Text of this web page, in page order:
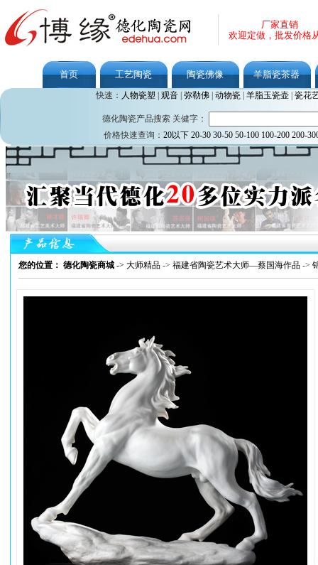
厂家直销
欢迎定做，批发价格
首页 工艺陶瓷 陶瓷佛像 羊脂瓷茶器
快速： 人物瓷塑 观音| 弥勒佛| 动物瓷| 羊脂玉瓷壶| 瓷花
德化陶瓷产品搜索 关健字：
价格快速查询： 20以下 20-30 30-50 50-100 100-200 200-
您的位置： 德化陶瓷商城 -> 大师精品 -> 福建省陶瓷艺术大师—蔡国海作品 ->